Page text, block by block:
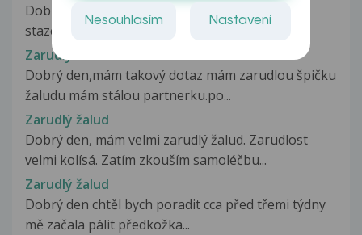
Dobry den, muj pritel ma zarudnuty zalud po
stazeni predkozky ,takovy ,,prstenec,,...
Zarudlý žalud
Dobrý den,mám takový dotaz mám zarudlou špičku
žaludu mám stálou partnerku.po...
Zarudlý žalud
Dobrý den, mám velmi zarudlý žalud. Zarudlost
velmi kolísá. Zatím zkouším samoléčbu...
Zarudlý žalud
Dobrý den chtěl bych poradit cca před třemi týdny
mě začala pálit předkožka...
Nesouhlasím Nastavení